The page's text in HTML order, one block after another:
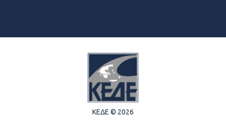
ΚΕΔΕ © 2026